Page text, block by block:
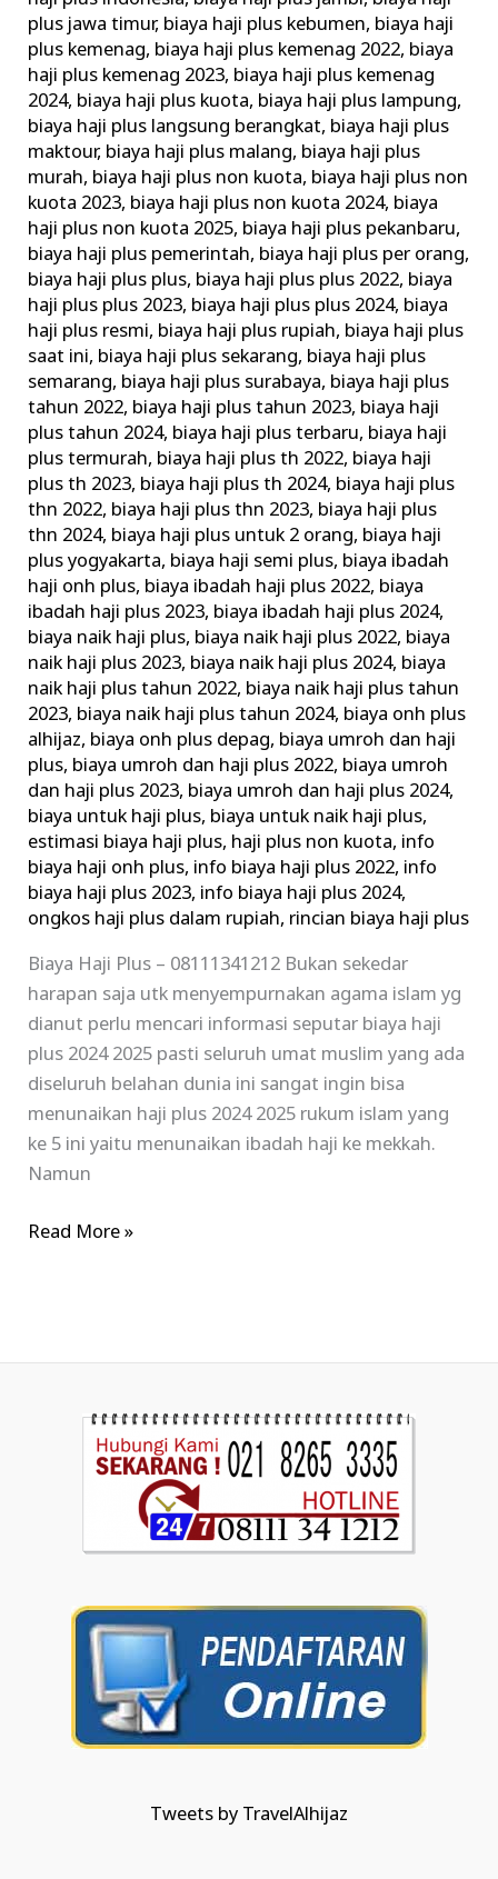
plus jawa timur, biaya haji plus kebumen, biaya haji
plus kemenag, biaya haji plus kemenag 2022, biaya
haji plus kemenag 2023, biaya haji plus kemenag
2024, biaya haji plus kuota, biaya haji plus lampung,
biaya haji plus langsung berangkat, biaya haji plus
maktour, biaya haji plus malang, biaya haji plus
murah, biaya haji plus non kuota, biaya haji plus non
kuota 2023, biaya haji plus non kuota 2024, biaya
haji plus non kuota 2025, biaya haji plus pekanbaru,
biaya haji plus pemerintah, biaya haji plus per orang,
biaya haji plus plus, biaya haji plus plus 2022, biaya
haji plus plus 2023, biaya haji plus plus 2024, biaya
haji plus resmi, biaya haji plus rupiah, biaya haji plus
saat ini, biaya haji plus sekarang, biaya haji plus
semarang, biaya haji plus surabaya, biaya haji plus
tahun 2022, biaya haji plus tahun 2023, biaya haji
plus tahun 2024, biaya haji plus terbaru, biaya haji
plus termurah, biaya haji plus th 2022, biaya haji
plus th 2023, biaya haji plus th 2024, biaya haji plus
thn 2022, biaya haji plus thn 2023, biaya haji plus
thn 2024, biaya haji plus untuk 2 orang, biaya haji
plus yogyakarta, biaya haji semi plus, biaya ibadah
haji onh plus, biaya ibadah haji plus 2022, biaya
ibadah haji plus 2023, biaya ibadah haji plus 2024,
biaya naik haji plus, biaya naik haji plus 2022, biaya
naik haji plus 2023, biaya naik haji plus 2024, biaya
naik haji plus tahun 2022, biaya naik haji plus tahun
2023, biaya naik haji plus tahun 2024, biaya onh plus
alhijaz, biaya onh plus depag, biaya umroh dan haji
plus, biaya umroh dan haji plus 2022, biaya umroh
dan haji plus 2023, biaya umroh dan haji plus 2024,
biaya untuk haji plus, biaya untuk naik haji plus,
estimasi biaya haji plus, haji plus non kuota, info
biaya haji onh plus, info biaya haji plus 2022, info
biaya haji plus 2023, info biaya haji plus 2024,
ongkos haji plus dalam rupiah, rincian biaya haji plus
Biaya Haji Plus – 08111341212 Bukan sekedar
harapan saja utk menyempurnakan agama islam yg
dianut perlu mencari informasi seputar biaya haji
plus 2024 2025 pasti seluruh umat muslim yang ada
diseluruh belahan dunia ini sangat ingin bisa
menunaikan haji plus 2024 2025 rukum islam yang
ke 5 ini yaitu menunaikan ibadah haji ke mekkah.
Namun
Read More »
Tweets by TravelAlhijaz